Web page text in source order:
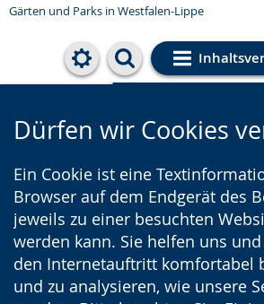
Gärten und Parks in Westfalen-Lippe
Cookie-
Dürfen wir Cookies
Ein Cookie ist eine
Browser auf dem Endgerät des
jeweils zu einer besuchten
werden kann. Sie helfen uns
den Internetauftritt komfortabel
und zu analysieren, wie unsere